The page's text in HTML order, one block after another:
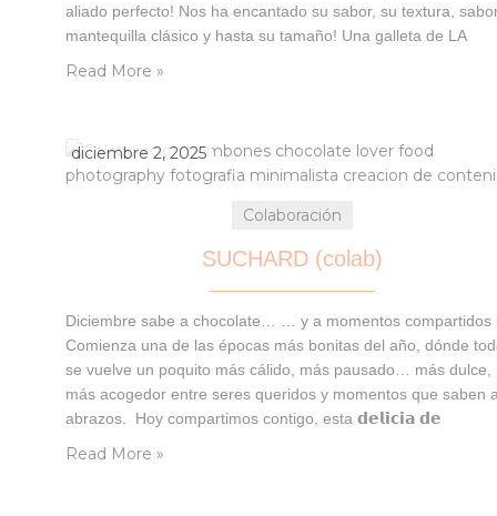
aliado perfecto! Nos ha encantado su sabor, su textura,
mantequilla clásico y hasta su tamaño! Una galleta de LA
Read More »
diciembre 2, 2025
Colaboración
SUCHARD (colab)
Diciembre sabe a chocolate… … y a momentos compartidos
Comienza una de las épocas más bonitas del año, dónde
se vuelve un poquito más cálido, más pausado… más dulce,
más acogedor entre seres queridos y momentos que saben
abrazos. Hoy compartimos contigo, esta 𝗱𝗲𝗹𝗶𝗰𝗶𝗮 𝗱𝗲
Read More »